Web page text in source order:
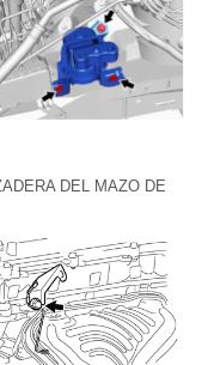
DEL MAZO DE